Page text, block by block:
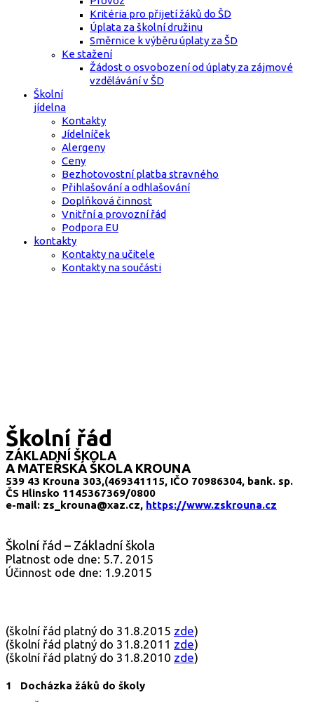
Kritéria pro přijetí žáků do ŠD
Úplata za školní družinu
Směrnice k výběru úplaty za ŠD
Ke stažení
Žádost o osvobození od úplaty za zájmové
vzdělávání v ŠD
Školní
jídelna
Kontakty
Jídelníček
Alergeny
Ceny
Bezhotovostní platba stravného
Přihlašování a odhlašování
Doplňková činnost
Vnitřní a provozní řád
Podpora EU
kontakty
Kontakty na učitele
Kontakty na součásti
Školní řád
ZÁKLADNÍ ŠKOLA
A MATEŘSKÁ ŠKOLA KROUNA
539 43 Krouna 303,(469341115, IČO 70986304, bank. sp.
ČS Hlinsko 1145367369/0800
e-mail: zs_krouna@xaz.cz, https://www.zskrouna.cz
Školní řád – Základní škola
Platnost ode dne: 5.7. 2015
Účinnost ode dne: 1.9.2015
(školní řád platný do 31.8.2015 zde)
(školní řád platný do 31.8.2011 zde)
(školní řád platný do 31.8.2010 zde)
1 Docházka žáků do školy